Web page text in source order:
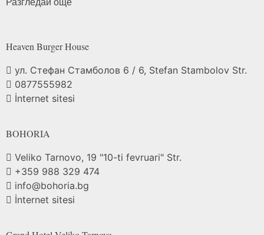
Heaven BurgerHouse
ул. Стефан Стамболов 6 / 6, Stefan Stambolov Str.
0877555982
İnternet sitesi
BOHORIA
Veliko Tarnovo, 19 "10-ti fevruari" Str.
+359 988 329 474
info@bohoria.bg
İnternet sitesi